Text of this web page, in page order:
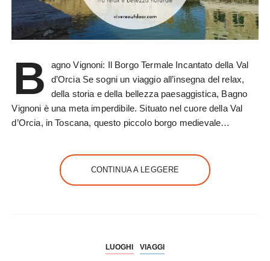
B
agno Vignoni: Il Borgo Termale Incantato della Val
d’Orcia Se sogni un viaggio all’insegna del relax,
della storia e della bellezza paesaggistica, Bagno
Vignoni è una meta imperdibile. Situato nel cuore della Val
d’Orcia, in Toscana, questo piccolo borgo medievale…
CONTINUA A LEGGERE
LUOGHI VIAGGI